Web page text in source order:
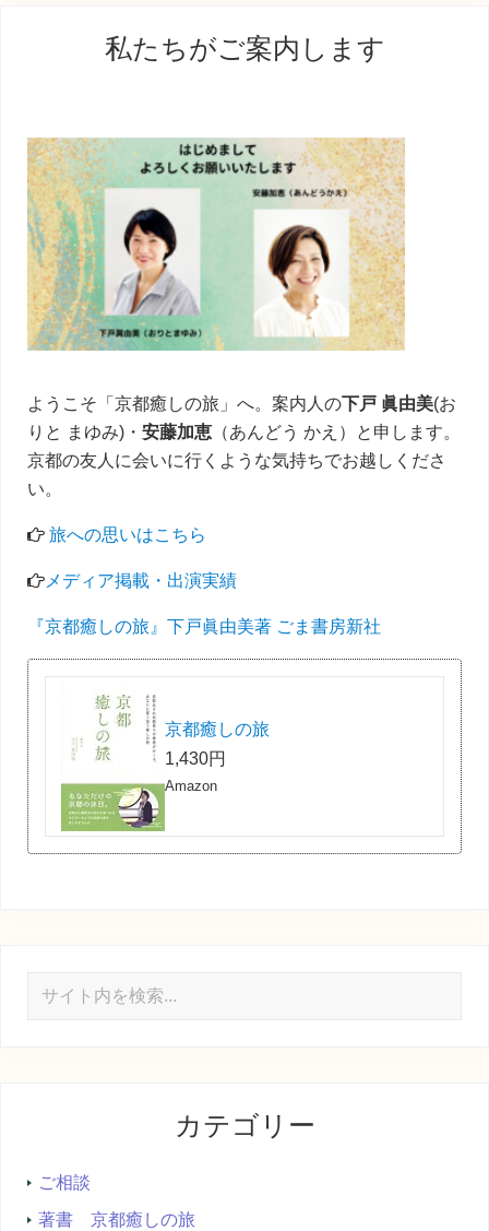
サ
イ
ド
バ
ー
私たちがご案内します
ようこそ「京都癒しの旅」へ。案内人の下戸 眞由美(お
りと まゆみ)・ 安藤加恵 （あんどう かえ）と申します。
京都の友人に会いに行くような気持ちでお越しくださ
い。
旅への思いはこちら
メディア掲載・出演実績
『京都癒しの旅』下戸眞由美著 ごま書房新社
京都癒しの旅
1,430円
Amazon
カテゴリー
ご相談
著書 京都癒しの旅